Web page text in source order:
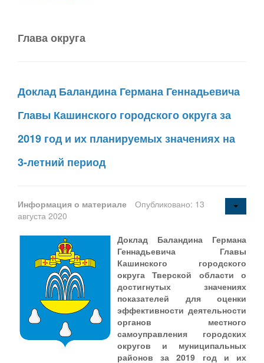
Глава округа
Доклад Баландина Германа Геннадьевича
Главы Кашинского городского округа за
2019 год и их планируемых значениях на
3-летний период
Информация о материале
Опубликовано: 13
августа 2020
Доклад Баландина Германа
Геннадьевича Главы
Кашинского городского
округа Тверской области о
достигнутых значениях
показателей для оценки
эффективности деятельности
органов местного
самоуправления городских
округов и муниципальных
районов за 2019 год и их